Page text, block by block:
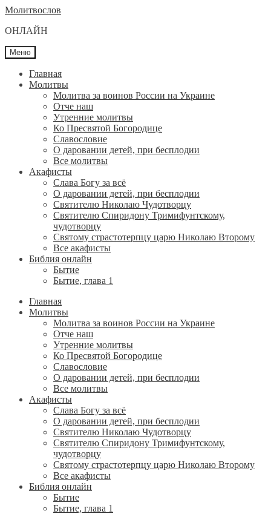
Перейти
навигации
Перейти
содержимому
Молитвослов
ОНЛАЙН
Меню
Главная
Молитвы
Молитва за воинов России на Украине
Отче наш
Утренние молитвы
Ко Пресвятой Богородице
Славословие
О даровании детей, при бесплодии
Вcе молитвы
Акафисты
Слава Богу за всё
О даровании детей, при бесплодии
Святителю Николаю Чудотворцу
Святителю Спиридону Тримифунтскому,
чудотворцу
Святому страстотерпцу царю Николаю Второму
Все акафисты
Библия онлайн
Бытие
Бытие, глава 1
Главная
Молитвы
Молитва за воинов России на Украине
Отче наш
Утренние молитвы
Ко Пресвятой Богородице
Славословие
О даровании детей, при бесплодии
Вcе молитвы
Акафисты
Слава Богу за всё
О даровании детей, при бесплодии
Святителю Николаю Чудотворцу
Святителю Спиридону Тримифунтскому,
чудотворцу
Святому страстотерпцу царю Николаю Второму
Все акафисты
Библия онлайн
Бытие
Бытие, глава 1